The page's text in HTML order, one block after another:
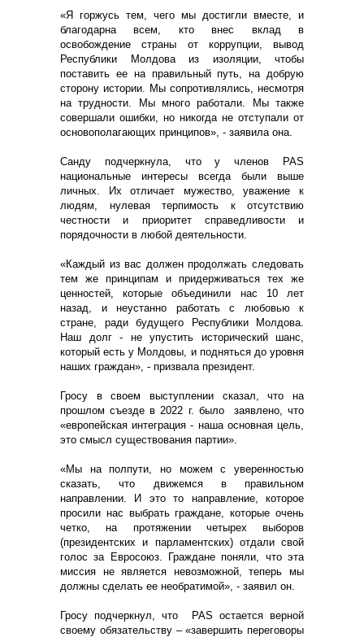
«Я горжусь тем, чего мы достигли вместе, и
благодарна всем, кто внес вклад в
освобождение страны от коррупции, вывод
Республики Молдова из изоляции, чтобы
поставить ее на правильный путь, на добрую
сторону истории. Мы сопротивлялись, несмотря
на трудности. Мы много работали. Мы также
совершали ошибки, но никогда не отступали от
основополагающих принципов», - заявила она.
Санду подчеркнула, что у членов PAS
национальные интересы всегда были выше
личных. Их отличает мужество, уважение к
людям, нулевая терпимость к отсутствию
честности и приоритет справедливости и
порядочности в любой деятельности.
«Каждый из вас должен продолжать следовать
тем же принципам и придерживаться тех же
ценностей, которые объединили нас 10 лет
назад, и неустанно работать с любовью к
стране, ради будущего Республики Молдова.
Наш долг - не упустить исторический шанс,
который есть у Молдовы, и подняться до уровня
наших граждан», - призвала президент.
Гросу в своем выступлении сказал, что на
прошлом съезде в 2022 г. было заявлено, что
«европейская интеграция - наша основная цель,
это смысл существования партии».
«Мы на полпути, но можем с уверенностью
сказать, что движемся в правильном
направлении. И это то направление, которое
просили нас выбрать граждане, которые очень
четко, на протяжении четырех выборов
(президентских и парламентских) отдали свой
голос за Евросоюз. Граждане поняли, что эта
миссия не является невозможной, теперь мы
должны сделать ее необратимой», - заявил он.
Гросу подчеркнул, что PAS остается верной
своему обязательству – «завершить переговоры